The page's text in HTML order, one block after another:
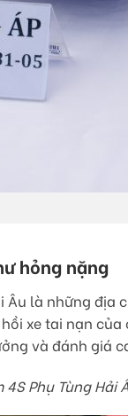
hỏng nặng
Âu là những
xe tai nạn
và đánh giá
Phụ Tùng Hải